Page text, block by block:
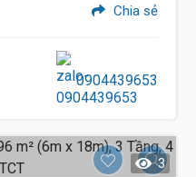
Chia sẻ
0904439653
3